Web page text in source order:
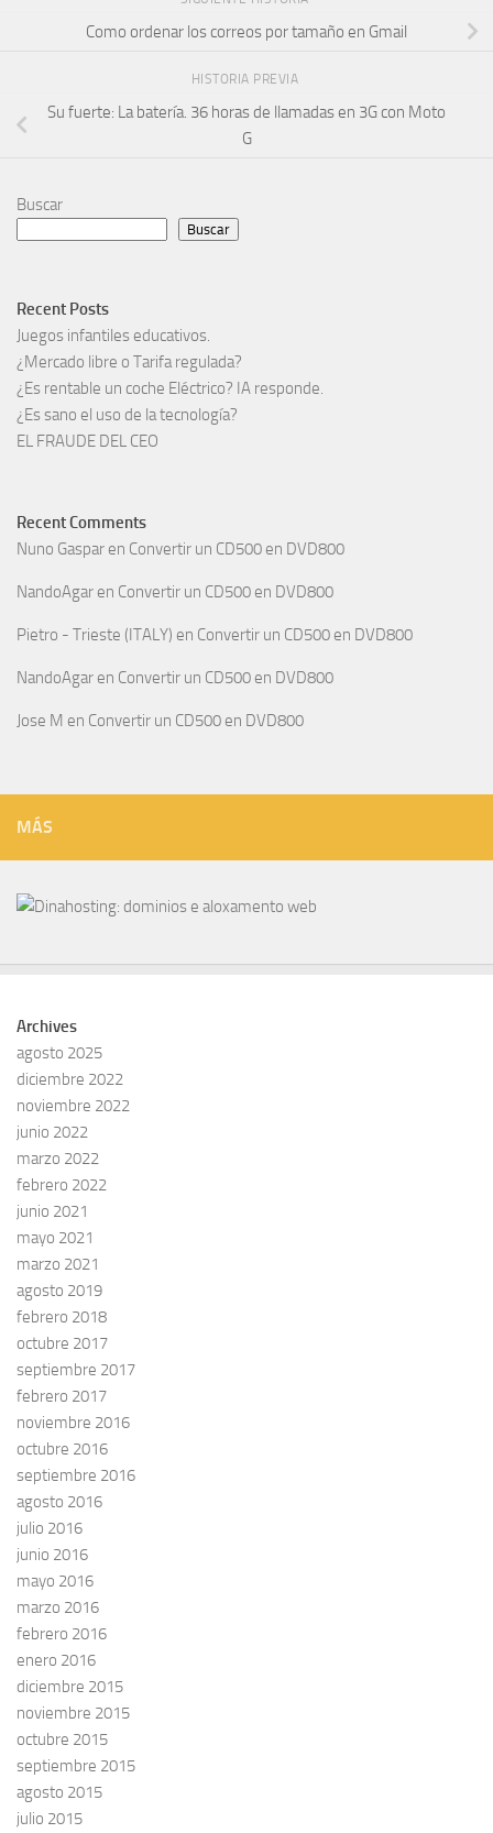
Como ordenar los correos por tamaño en Gmail
HISTORIA PREVIA
Su fuerte: La batería. 36 horas de llamadas en 3G con Moto
G
Buscar
Buscar
Recent Posts
Juegos infantiles educativos.
¿Mercado libre o Tarifa regulada?
¿Es rentable un coche Eléctrico? IA responde.
¿Es sano el uso de la tecnología?
EL FRAUDE DEL CEO
Recent Comments
Nuno Gaspar en Convertir un CD500 en DVD800
NandoAgar en Convertir un CD500 en DVD800
Pietro - Trieste (ITALY) en Convertir un CD500 en DVD800
NandoAgar en Convertir un CD500 en DVD800
Jose M en Convertir un CD500 en DVD800
MÁS
Archives
agosto 2025
diciembre 2022
noviembre 2022
junio 2022
marzo 2022
febrero 2022
junio 2021
mayo 2021
marzo 2021
agosto 2019
febrero 2018
octubre 2017
septiembre 2017
febrero 2017
noviembre 2016
octubre 2016
septiembre 2016
agosto 2016
julio 2016
junio 2016
mayo 2016
marzo 2016
febrero 2016
enero 2016
diciembre 2015
noviembre 2015
octubre 2015
septiembre 2015
agosto 2015
julio 2015